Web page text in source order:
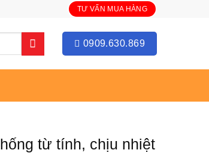
TƯ VẤN MUA HÀNG
0909.630.869
từ tính, chịu nhiệt